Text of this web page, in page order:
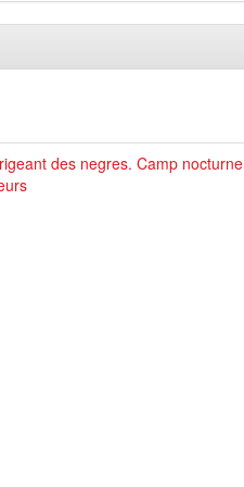
des negres. Camp nocturne